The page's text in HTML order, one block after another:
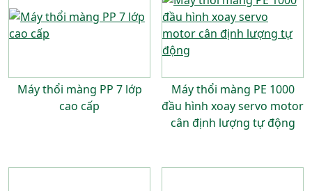
Máy thổi màng PP 7 lớp
cao cấp
Máy thổi màng PE 1000
đầu hình xoay servo motor
cân định lượng tự động